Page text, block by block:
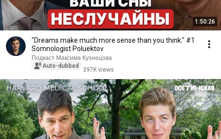
1:50:26
"Dreams make much more sense than you think." #1
Somnologist Poluektov
Подкаст Максима Кузнецова
Auto-dubbed
397K views